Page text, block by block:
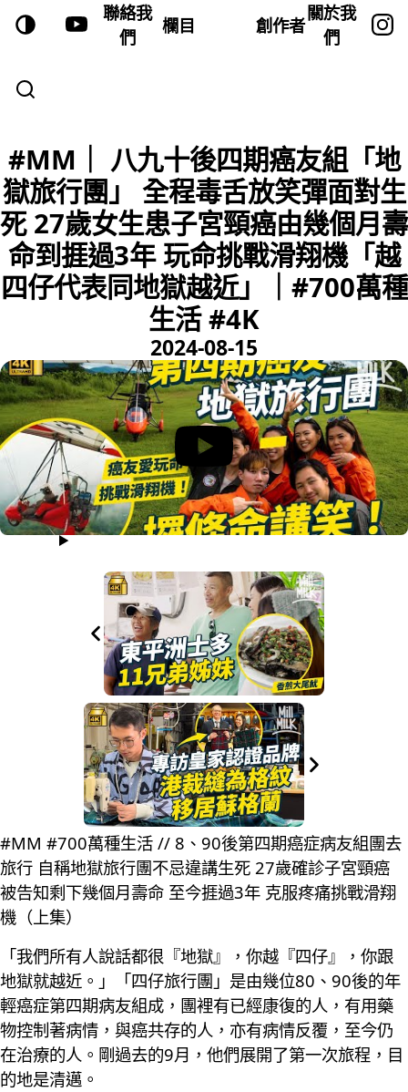
聯絡我
們
欄目 創作者
關於我
們
#MM｜ 八九十後四期癌友組「地
獄旅行團」 全程毒舌放笑彈面對生
死 27歲女生患子宮頸癌由幾個月壽
命到捱過3年 玩命挑戰滑翔機「越
四仔代表同地獄越近」｜#700萬種
生活 #4K
2024-08-15
#MM #700萬種生活 // 8、90後第四期癌症病友組團去
旅行 自稱地獄旅行團不忌違講生死 27歲確診子宮頸癌
被告知剩下幾個月壽命 至今捱過3年 克服疼痛挑戰滑翔
機（上集）
「我們所有人說話都很『地獄』，你越『四仔』，你跟
地獄就越近。」「四仔旅行團」是由幾位80、90後的年
輕癌症第四期病友組成，團裡有已經康復的人，有用藥
物控制著病情，與癌共存的人，亦有病情反覆，至今仍
在治療的人。剛過去的9月，他們展開了第一次旅程，目
的地是清邁。